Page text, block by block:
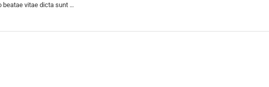
beatae vitae dicta sunt …